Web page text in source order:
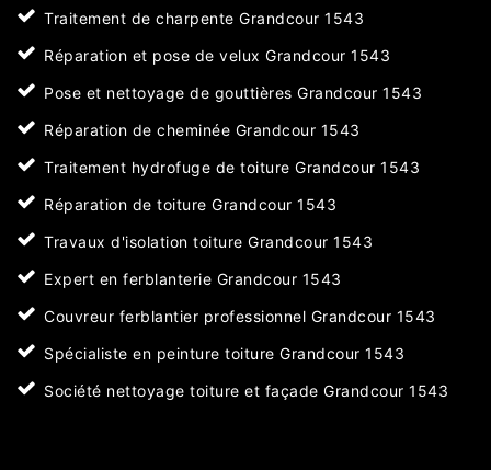
Traitement de charpente Grandcour 1543
Réparation et pose de velux Grandcour 1543
Pose et nettoyage de gouttières Grandcour 1543
Réparation de cheminée Grandcour 1543
Traitement hydrofuge de toiture Grandcour 1543
Réparation de toiture Grandcour 1543
Travaux d'isolation toiture Grandcour 1543
Expert en ferblanterie Grandcour 1543
Couvreur ferblantier professionnel Grandcour 1543
Spécialiste en peinture toiture Grandcour 1543
Société nettoyage toiture et façade Grandcour 1543